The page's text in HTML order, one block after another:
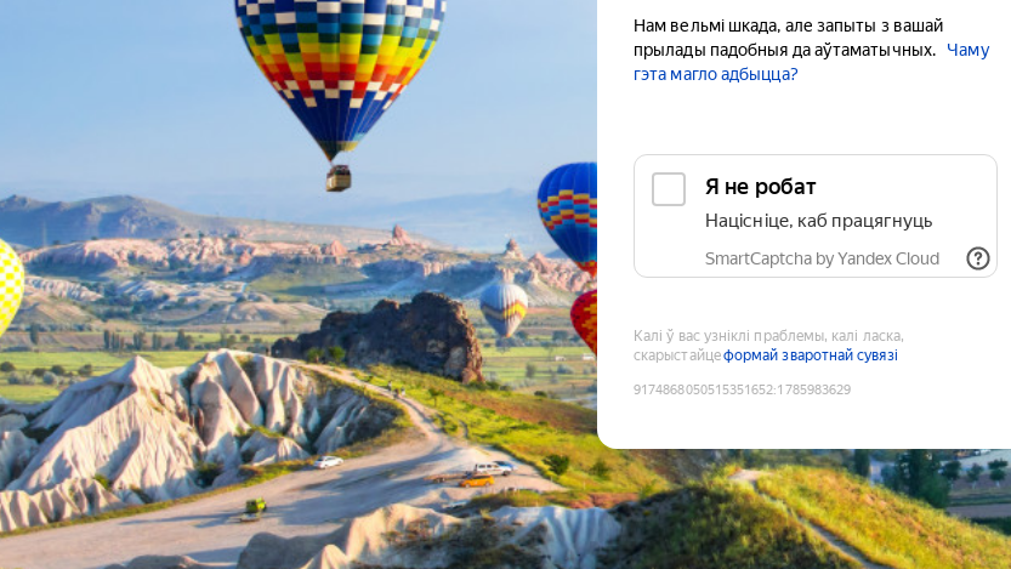
Нам вельмі шкада, але запыты з вашай
прылады падобныя да аўтаматычных.
Чаму
гэта магло адбыцца?
Я не робат
Націсніце, каб працягнуць
SmartCaptcha by Yandex Cloud
Калі ў вас узніклі праблемы, калі ласка,
скарыстайцеформай зваротнай сувязі
9174868050515351652:1785983629